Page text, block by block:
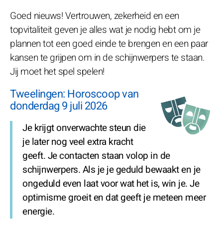
Goed nieuws! Vertrouwen, zekerheid en een
topvitaliteit geven je alles wat je nodig hebt om je
plannen tot een goed einde te brengen en een paar
kansen te grijpen om in de schijnwerpers te staan.
Jij moet het spel spelen!
Tweelingen: Horoscoop van
donderdag 9 juli 2026
Je krijgt onverwachte steun die
je later nog veel extra kracht
geeft. Je contacten staan volop in de
schijnwerpers. Als je je geduld bewaakt en je
ongeduld even laat voor wat het is, win je. Je
optimisme groeit en dat geeft je meteen meer
energie.